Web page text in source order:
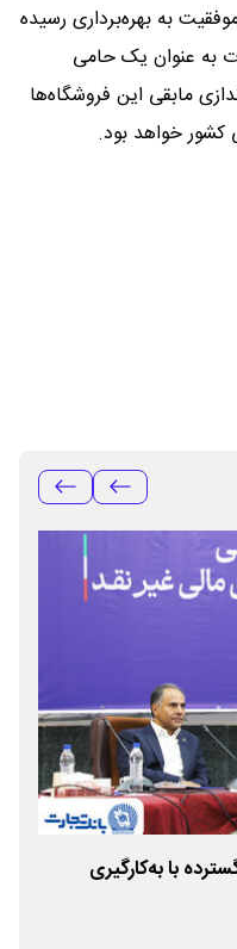
۴۰ فروشگاه با موفقیت به بهره‌برداری رسیده
به عنوان یک حامی
مابقی این فروشگاه‌ها
کشور خواهد بود.
با به‌کارگیری